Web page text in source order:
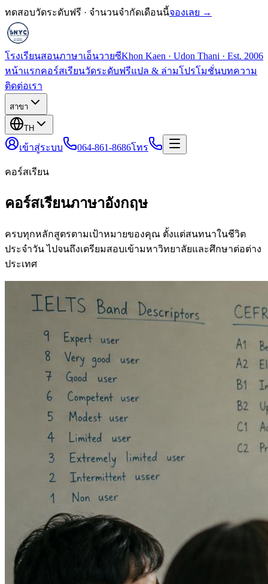
ทดสอบวัดระดับฟรี · จำนวนจำกัดเดือนนี้จองเลย →
โรงเรียนสอนภาษาเอ็นวายซีKhon Kaen · Udon Thani · Est. 2006
หน้าแรกคอร์สเรียนวัดระดับฟรีแปล & ล่ามโปรโมชั่นบทความ
ติดต่อเรา
สาขา
TH
เข้าสู่ระบบ 064-861-8686โทร
คอร์สเรียน
คอร์สเรียนภาษาอังกฤษ
ครบทุกหลักสูตรตามเป้าหมายของคุณ ตั้งแต่สนทนาในชีวิต
ประจำวัน ไปจนถึงเตรียมสอบเข้ามหาวิทยาลัยและศึกษาต่อต่าง
ประเทศ